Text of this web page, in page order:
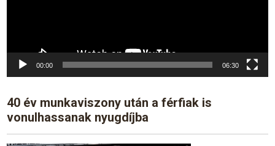
00:00 06:30
40 év munkaviszony után a férfiak is
vonulhassanak nyugdíjba